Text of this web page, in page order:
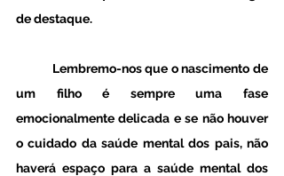
de destaque.
um filho é sempre uma fase
emocionalmente delicada e se não houver
o cuidado da saúde mental dos pais, não
haverá espaço para a saúde mental dos